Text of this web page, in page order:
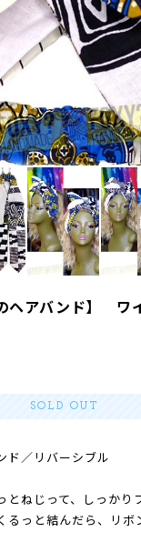
ヘアバンド】 ワ
SOLD OUT
ド／リバーシブル
ねじって、しっかり
るっと結んだら、リボ